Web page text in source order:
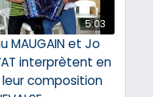
5:03
MAUGAIN et Jo
interprètent en
composition